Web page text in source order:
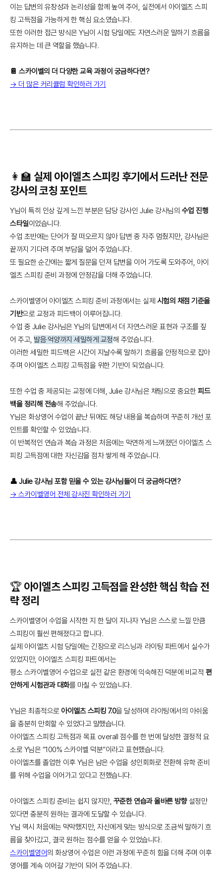
이는 답변의 유창성과 논리성을 함께 높여 주어, 실전에서 아이엘츠 스피
킹 고득점을 가능하게 한 핵심 요소였습니다.
또한 이러한 접근 방식은 Y님이 시험 당일에도 자연스러운 말하기 흐름을
유지하는 데 큰 역할을 했습니다.
📔 스카이벨의 더 다양한 교육 과정이 궁금하다면?
→ 더 많은 커리큘럼 확인하러 가기
👩‍🏫 실제 아이엘츠 스피킹 후기에서 드러난 전문
강사의 코칭 포인트
Y님이 특히 인상 깊게 느낀 부분은 담당 강사인 Julie 강사님의 수업 진행
스타일이었습니다.
수업 초반에는 단어가 잘 떠오르지 않아 답변 중 자주 멈췄지만, 강사님은
끝까지 기다려 주며 부담을 덜어 주었습니다.
또 필요한 순간에는 짧게 질문을 던져 답변을 이어 가도록 도와주어, 아이
엘츠 스피킹 준비 과정에 안정감을 더해 주었습니다.
스카이벨영어 아이엘츠 스피킹 준비 과정에서는 실제 시험의 채점 기준을
기반으로 교정과 피드백이 이루어집니다.
수업 중 Julie 강사님은 Y님의 답변에서 더 자연스러운 표현과 구조를 짚
어 주고, 발음·억양까지 세밀하게 교정해 주었습니다.
이러한 세밀한 피드백은 시간이 지날수록 말하기 흐름을 안정적으로 잡아
주며 아이엘츠 스피킹 고득점을 위한 기반이 되었습니다.
또한 수업 중 제공되는 교정에 더해, Julie 강사님은 채팅으로 중요한피드
백을 정리해 전송해 주었습니다.
Y님은 화상영어 수업이 끝난 뒤에도 해당 내용을 복습하며 꾸준히 개선 포
인트를 확인할 수 있었습니다.
이 반복적인 연습과 복습 과정은 처음에는 막연하게 느껴졌던 아이엘츠 스
피킹 고득점에 대한 자신감을 점차 쌓게 해 주었습니다.
👤 Julie 강사님 포함 믿을 수 있는 강사님들이 더 궁금하다면?
→ 스카이벨영어 전체 강사진 확인하러 가기
🏆 아이엘츠 스피킹 고득점을 완성한 핵심 학습 전
략 정리
스카이벨영어 수업을 시작한 지 한 달이 지나자 Y님은 스스로 느낄 만큼
스피킹이 훨씬 편해졌다고 합니다.
실제 아이엘츠 시험 당일에는 긴장으로 리스닝과 라이팅 파트에서 실수가
있었지만, 아이엘츠 스피킹 파트에서는
평소 스카이벨영어 수업으로 실전 같은 환경에 익숙해진 덕분에 비교적 편
안하게 시험관과 대화를 마칠 수 있었습니다.
Y님은 최종적으로 아이엘츠 스피킹 7.0을 달성하며 라이팅에서의 아쉬움
을 충분히 만회할 수 있었다고 말했습니다.
아이엘츠 스피킹 고득점과 목표 overall 점수를 한 번에 달성한 결정적 요
소로 Y님은 “100% 스카이벨 덕분”이라고 표현했습니다.
아이엘츠를 졸업한 이후 Y님은 남은 수업을 성인회화로 전환해 유학 준비
를 위해 수업을 이어가고 있다고 전했습니다.
아이엘츠 스피킹 준비는 쉽지 않지만, 꾸준한 연습과 올바른 방향설정만
있다면 충분히 원하는 결과에 도달할 수 있습니다.
Y님 역시 처음에는 막막했지만, 자신에게 맞는 방식으로 조금씩 말하기 흐
름을 찾아갔고, 결국 원하는 점수를 얻을 수 있었습니다.
스카이벨영어의 화상영어 수업은 이런 과정에 꾸준히 힘을 더해 주며 이후
영어를 계속 이어갈 기반이 되어 주었습니다.